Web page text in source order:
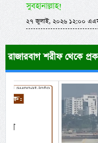
সুবহানাল্লাহ!
২৭ জুলাই, ২০২৬ ১২:০০
রাজারবাগ শরীফ থেকে